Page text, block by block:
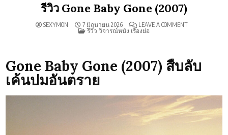
รีวิว Gone Baby Gone (2007)
SEXYMON 7 มิถุนายน 2026 LEAVE A COMMENTON
POSTED
รีวิว วิจารณ์หนัง เรื่องย่อ
Gone Baby Gone (2007) สืบลับ
เค้นปมอันตราย